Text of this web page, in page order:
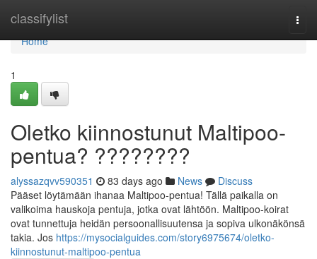
classifylist
Home
Home
1
Oletko kiinnostunut Maltipoo-
pentua? ????????
alyssazqvv590351 83 days ago News
Discuss
Pääset löytämään ihanaa Maltipoo-pentua! Tällä paikalla on
valikoima hauskoja pentuja, jotka ovat lähtöön. Maltipoo-koirat
ovat tunnettuja heidän persoonallisuutensa ja sopiva ulkonäkönsä
takia. Jos https://mysocialguides.com/story6975674/oletko-
kiinnostunut-maltipoo-pentua